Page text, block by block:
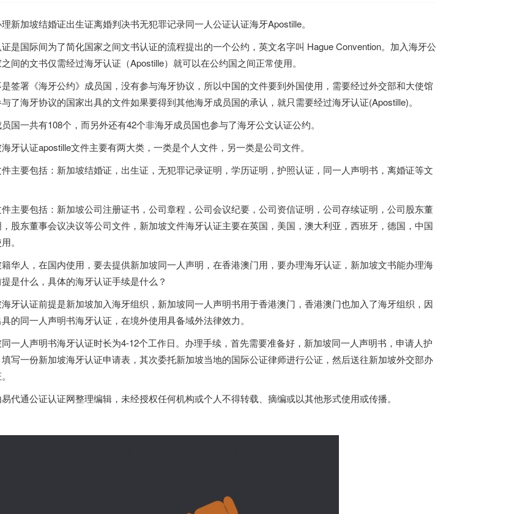
理新加坡结婚证出生证离婚判决书无犯罪记录同一人公证认证海牙Apostille。
是国际间为了简化国家之间文书认证的流程提出的一个公约，英文名字叫 Hague Convention。加入海牙公
间的文书仅需经过海牙认证（Apostille）就可以在公约国之间正常使用。
签署《海牙公约》成员国，没有参与海牙协议，所以中国的文件要到外国使用，需要经过外交部和大使馆
了海牙协议的国家出具的文件如果要得到其他海牙成员国的承认，就只需要经过海牙认证(Apostille)。
国一共有108个，而另外还有42个非海牙成员国也参与了海牙公文认证公约。
海牙认证apostille文件主要有两大类，一类是个人文件，另一类是公司文件。
主要包括： 新加坡结婚证，出生证，无犯罪记录证明，学历证明，护照认证，同一人声明书，离婚证等文
主要包括： 新加坡公司注册证书，公司章程，公司会议纪要，公司资信证明，公司存续证明，公司股东董
股东董事会议决议等公司文件， 新加坡文件海牙认证主要在英国，美国，澳大利亚，西班牙，德国，中国
。
籍华人，在国内使用，要去提供新加坡同一人声明，在香港澳门用，要办理海牙认证， 新加坡文书能办理海
是什么，具体的海牙认证手续是什么？
海牙认证前提是新加坡加入海牙组织， 新加坡同一人声明书用于香港澳门，香港澳门也加入了海牙组织，因
具的同一人声明书海牙认证，在境外使用具备域外法律效力。
同一人声明书海牙认证时长为4-12个工作日。办理手续，首先需要准备好， 新加坡同一人声明书，申请人护
写一份新加坡海牙认证申请表，其次委托新加坡当地的国际公证律师进行公证，然后送往新加坡外交部办
代通公证认证网整理编辑，未经授权任何机构或个人不得转载、摘编或以其他形式使用或传播。